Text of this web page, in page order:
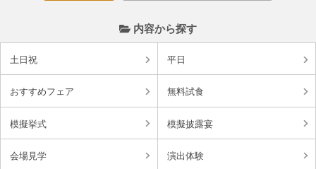
内容から探す
土日祝 平日
おすすめフェア 無料試食
模擬挙式 模擬披露宴
会場見学 演出体験